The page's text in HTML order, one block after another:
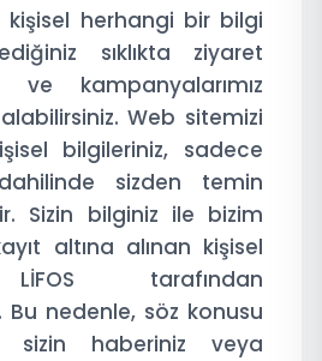
kişisel herhangi bir bilgi
sıklıkta ziyaret
kampanyalarımız
Web sitemizi
bilgileriniz, sadece
sizden temin
Sizin bilginiz ile bizim
altına alınan kişisel
tarafından
Bu nedenle, söz konusu
sizin haberiniz veya